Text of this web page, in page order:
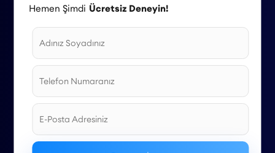
Hemen Şimdi Ücretsiz Deneyin!